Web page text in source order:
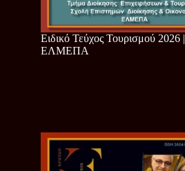
Ειδικό Τεύχος Τουρισμού 2026 |
ΕΛΜΕΠΑ